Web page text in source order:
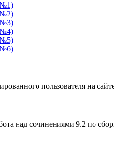
№1)
№2)
№3)
№4)
№5)
№6)
пользователя на
над сочинениями 9.2 по